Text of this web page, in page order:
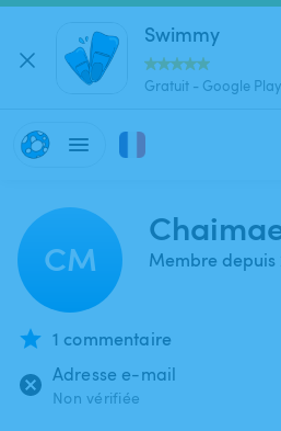
Swimmy
Gratuit - Google Play
CM Membre depuis
1 commentaire
Adresse e-mail
Non vérifiée